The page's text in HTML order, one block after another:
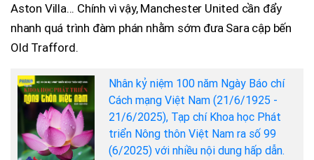
Aston Villa... Chính vì vậy, Manchester United cần đẩy
nhanh quá trình đàm phán nhằm sớm đưa Sara cập bến
Old Trafford.
Nhân kỷ niệm 100 năm Ngày Báo chí
Cách mạng Việt Nam (21/6/1925 -
21/6/2025), Tạp chí Khoa học Phát
triển Nông thôn Việt Nam ra số 99
(6/2025) với nhiều nội dung hấp dẫn.